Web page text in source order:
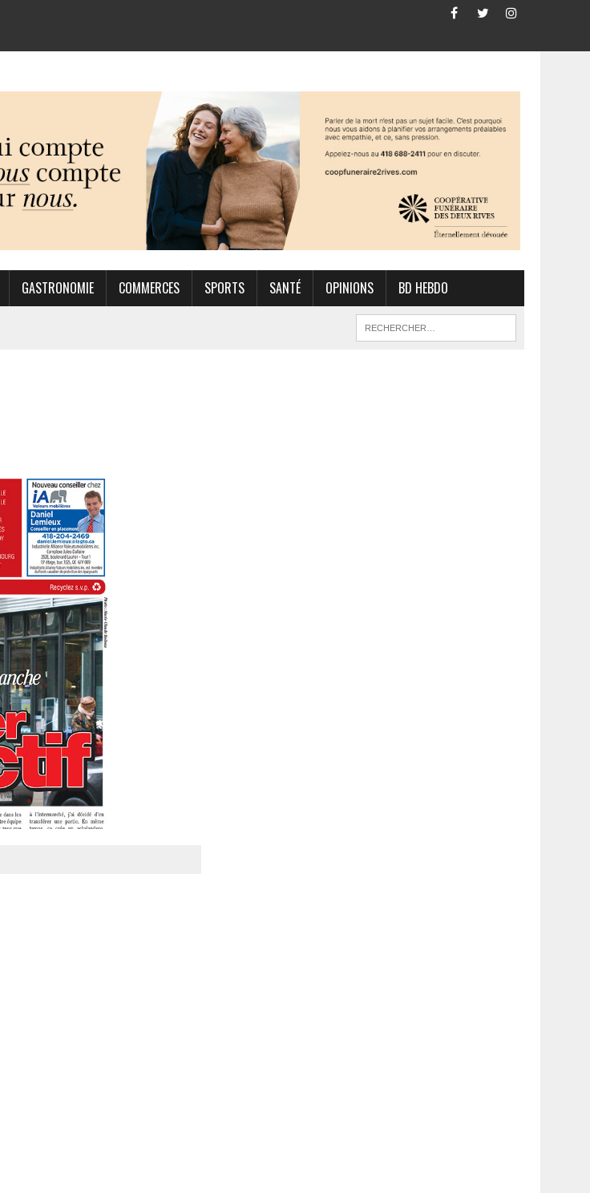
GASTRONOMIE COMMERCES SPORTS SANTÉ OPINIONS BD HEBDO